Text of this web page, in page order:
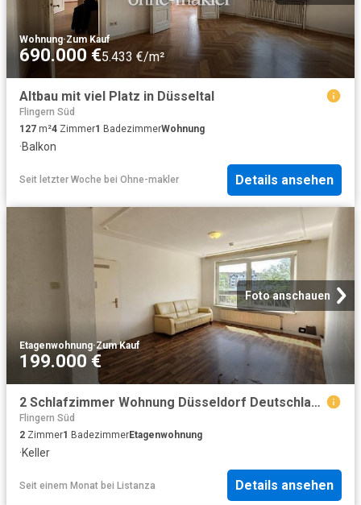
Wohnung·Zum Kauf
690.000 €5.433 €/m²
Altbau mit viel Platz in Düsseltal
Flingern Süd
127 m²4 Zimmer1 BadezimmerWohnung
·Balkon
Seit letzter Woche bei Ohne-makler Details ansehen
Foto anschauen
Etagenwohnung·Zum Kauf
199.000 €
2 Schlafzimmer Wohnung Düsseldorf Deutschland 103842210
Flingern Süd
2 Zimmer1 BadezimmerEtagenwohnung
·Keller
Seit einem Monat bei Listanza Details ansehen